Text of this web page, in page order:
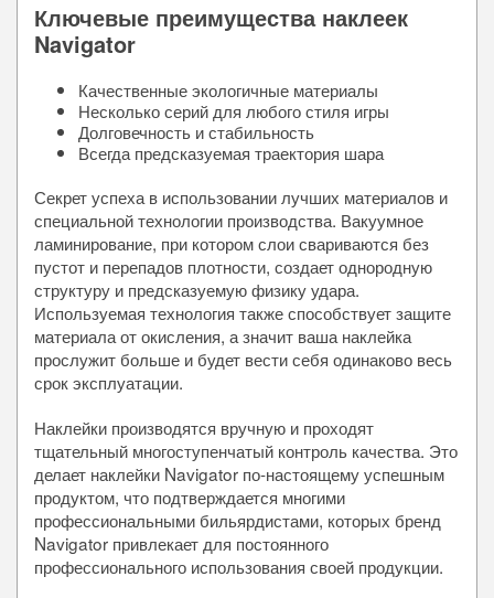
Ключевые преимущества наклеек
Navigator
Качественные экологичные материалы
Несколько серий для любого стиля игры
Долговечность и стабильность
Всегда предсказуемая траектория шара
Секрет успеха в использовании лучших материалов и
специальной технологии производства. Вакуумное
ламинирование, при котором слои свариваются без
пустот и перепадов плотности, создает однородную
структуру и предсказуемую физику удара.
Используемая технология также способствует защите
материала от окисления, а значит ваша наклейка
прослужит больше и будет вести себя одинаково весь
срок эксплуатации.
Наклейки производятся вручную и проходят
тщательный многоступенчатый контроль качества. Это
делает наклейки Navigator по-настоящему успешным
продуктом, что подтверждается многими
профессиональными бильярдистами, которых бренд
Navigator привлекает для постоянного
профессионального использования своей продукции.